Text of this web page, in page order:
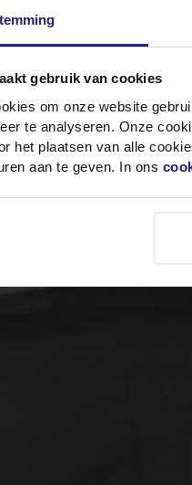
gebruik van cookies
om onze website
te analyseren. Onze
het plaatsen van alle
aan te geven. In ons
risico van de